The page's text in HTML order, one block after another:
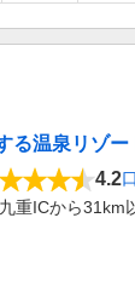
る温泉リゾー
4.2
重ICから31km